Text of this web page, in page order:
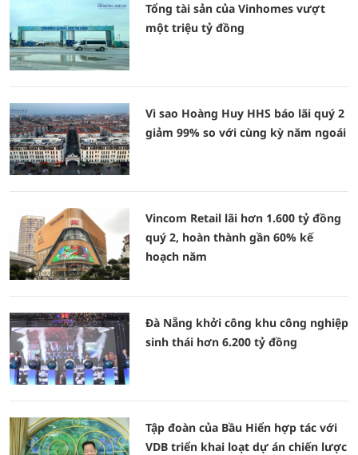
Tổng tài sản của Vinhomes vượt
một triệu tỷ đồng
Vì sao Hoàng Huy HHS báo lãi quý 2
giảm 99% so với cùng kỳ năm ngoái
Vincom Retail lãi hơn 1.600 tỷ đồng
quý 2, hoàn thành gần 60% kế
hoạch năm
Đà Nẵng khởi công khu công nghiệp
sinh thái hơn 6.200 tỷ đồng
Tập đoàn của Bầu Hiển hợp tác với
VDB triển khai loạt dự án chiến lược